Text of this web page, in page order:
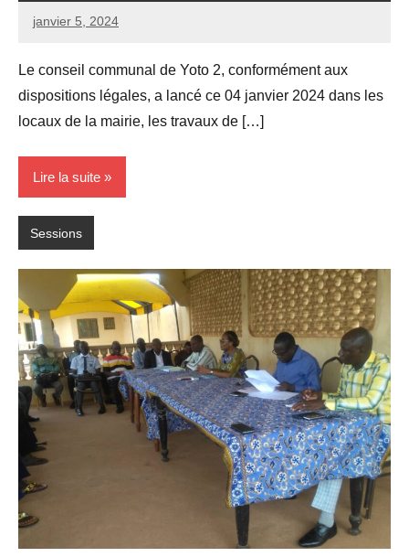
janvier 5, 2024
admin
Aucun
Le conseil communal de Yoto 2, conformément aux
dispositions légales, a lancé ce 04 janvier 2024 dans les
locaux de la mairie, les travaux de […]
Lire la suite
Sessions